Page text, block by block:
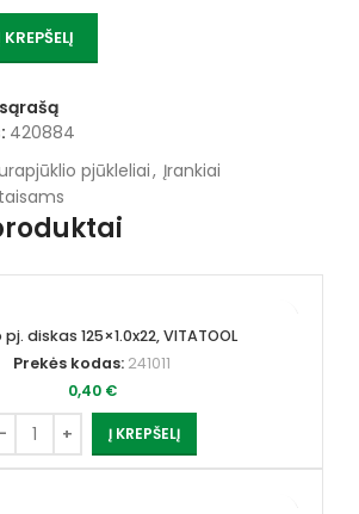
KREPŠELĮ
420884
pjūkleliai, Įrankiai
diskas 125×1.0x22, VITATOOL
Prekės kodas: 241011
0,40 €
Į KREPŠELĮ